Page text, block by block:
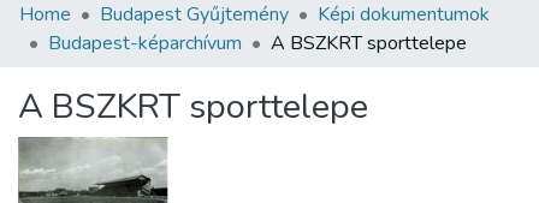
Communities & Collections
Statistics
About us
Home Budapest Gyűjtemény
Képi dokumentumok
Budapest-képarchívum
A BSZKRT sporttelepe
A BSZKRT sporttelepe